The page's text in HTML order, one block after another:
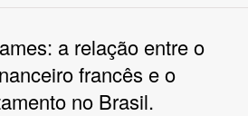
a relação entre o
francês e o
no Brasil.